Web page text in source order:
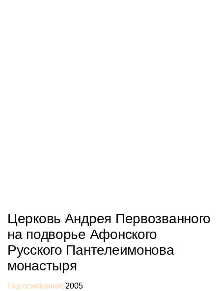
Церковь Андрея Первозванного
на подворье Афонского
Русского Пантелеимонова
монастыря
Год основания: 2005